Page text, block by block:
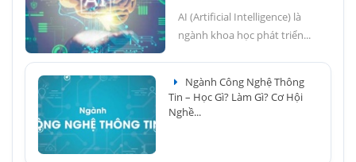
AI (Artificial Intelligence) là
ngành khoa học phát triển...
Ngành Công Nghệ Thông
Tin – Học Gì? Làm Gì? Cơ Hội
Nghề...